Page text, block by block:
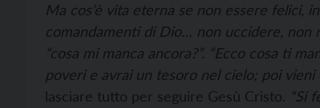
Ma cos’è vita eterna se non essere felici,
comandamenti di Dio… non uccidere, non
“cosa mi manca ancora?”. “Ecco cosa ti
poveri e avrai un tesoro nel cielo; poi vieni
lasciare tutto per seguire Gesù Cristo. “Si